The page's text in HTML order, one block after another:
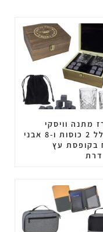
מתנה וויסקי
הכולל 2 כוסות ו-8 אבני
בקופסת עץ